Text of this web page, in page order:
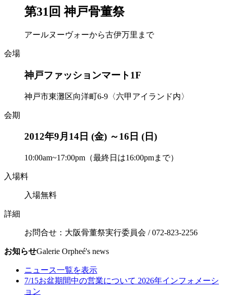
第31回 神戸骨董祭
アールヌーヴォーから古伊万里まで
会場
神戸ファッションマート1F
神戸市東灘区向洋町6-9〈六甲アイランド内〉
会期
2012年9月14日 (金) ～16日 (日)
10:00am~17:00pm（最終日は16:00pmまで）
入場料
入場無料
詳細
お問合せ：大阪骨董祭実行委員会 / 072-823-2256
お知らせGalerie Orpheé's news
ニュース一覧を表示
7/15お盆期間中の営業について 2026年インフォメーシ
ョン